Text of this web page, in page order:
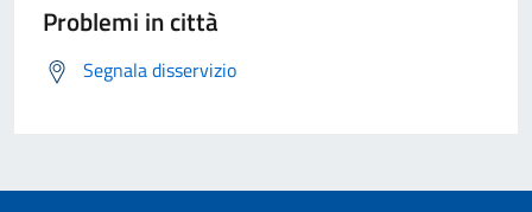
Problemi in città
Segnala disservizio